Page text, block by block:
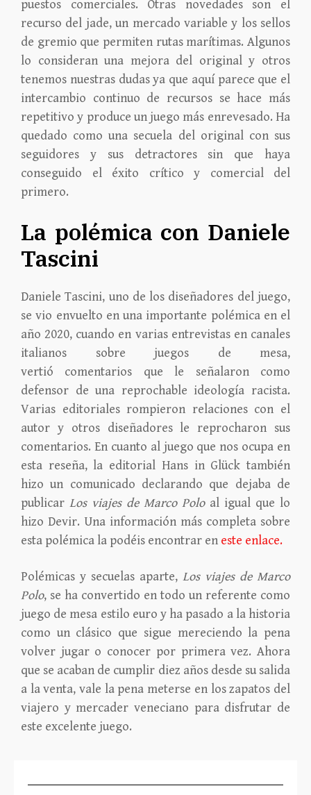
puestos comerciales. Otras novedades son el
recurso del jade, un mercado variable y los sellos
de gremio que permiten rutas marítimas. Algunos
lo consideran una mejora del original y otros
tenemos nuestras dudas ya que aquí parece que el
intercambio continuo de recursos se hace más
repetitivo y produce un juego más enrevesado. Ha
quedado como una secuela del original con sus
seguidores y sus detractores sin que haya
conseguido el éxito crítico y comercial del
primero.
La polémica con Daniele
Tascini
Daniele Tascini, uno de los diseñadores del juego,
se vio envuelto en una importante polémica en el
año 2020, cuando en varias entrevistas en canales
italianos sobre juegos de mesa,
vertió comentarios que le señalaron como
defensor de una reprochable ideología racista.
Varias editoriales rompieron relaciones con el
autor y otros diseñadores le reprocharon sus
comentarios. En cuanto al juego que nos ocupa en
esta reseña, la editorial Hans in Glück también
hizo un comunicado declarando que dejaba de
publicar Los viajes de Marco Poloal igual que lo
hizo Devir. Una información más completa sobre
esta polémica la podéis encontrar en este enlace.
Polémicas y secuelas aparte, Los viajes de Marco
Polo, se ha convertido en todo un referente como
juego de mesa estilo euro y ha pasado a la historia
como un clásico que sigue mereciendo la pena
volver jugar o conocer por primera vez. Ahora
que se acaban de cumplir diez años desde su salida
a la venta, vale la pena meterse en los zapatos del
viajero y mercader veneciano para disfrutar de
este excelente juego.